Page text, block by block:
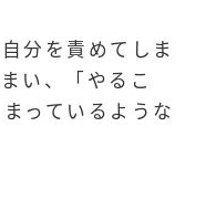
分を責めてしま
い、「やるこ
っているような